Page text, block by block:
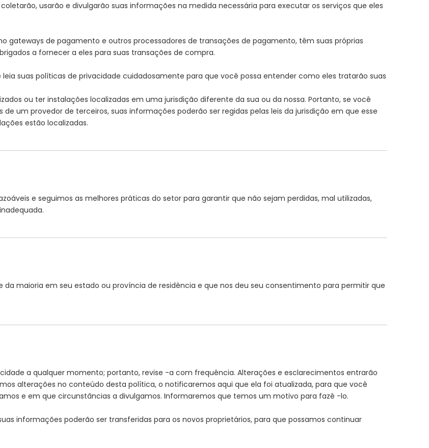
usarão e divulgarão suas informações na medida necessária para executar os serviços que eles
gateways de pagamento e outros processadores de transações de pagamento, têm suas próprias
a fornecer a eles para suas transações de compra.
suas políticas de privacidade cuidadosamente para que você possa entender como eles tratarão suas
ou ter instalações localizadas em uma jurisdição diferente da sua ou da nossa. Portanto, se você
um provedor de terceiros, suas informações poderão ser regidas pelas leis da jurisdição em que esse
estão localizadas.
​​e seguimos as melhores práticas do setor para garantir que não sejam perdidas, mal utilizadas,
da maioria em seu estado ou província de residência e que nos deu seu consentimento para permitir que
a qualquer momento; portanto, revise -a com frequência. Alterações e esclarecimentos entrarão
alterações no conteúdo desta política, o notificaremos aqui que ela foi atualizada, para que você
e em que circunstâncias a divulgamos. Informaremos que temos um motivo para fazê -lo.
informações poderão ser transferidas para os novos proprietários, para que possamos continuar